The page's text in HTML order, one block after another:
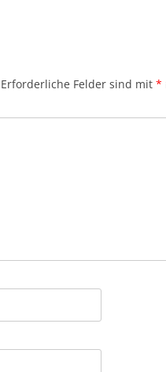
Erforderliche Felder sind mit *